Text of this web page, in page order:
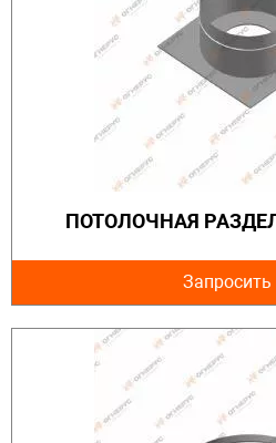
ПОТОЛОЧНАЯ
Запросить